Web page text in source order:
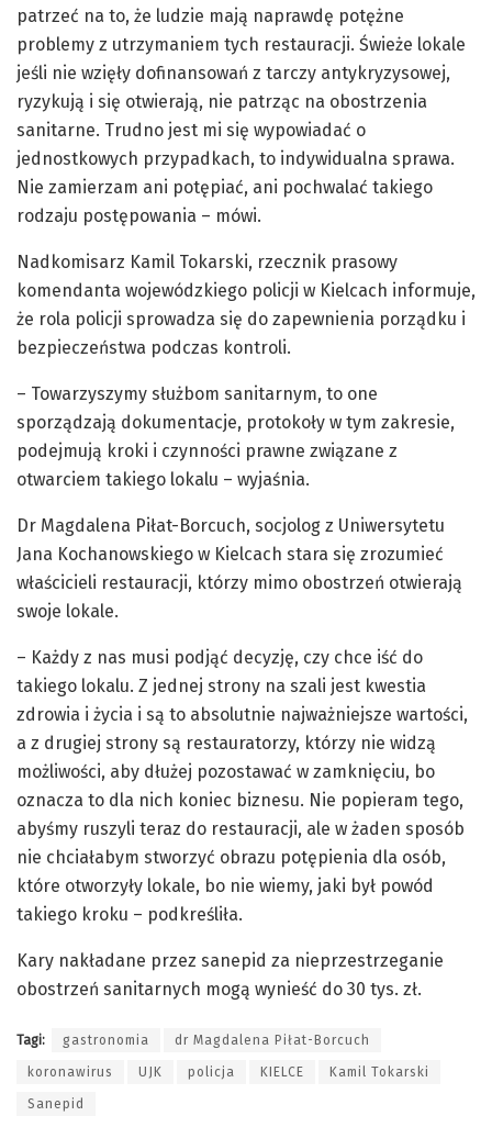
patrzeć na to, że ludzie mają naprawdę potężne
problemy z utrzymaniem tych restauracji. Świeże lokale
jeśli nie wzięły dofinansowań z tarczy antykryzysowej,
ryzykują i się otwierają, nie patrząc na obostrzenia
sanitarne. Trudno jest mi się wypowiadać o
jednostkowych przypadkach, to indywidualna sprawa.
Nie zamierzam ani potępiać, ani pochwalać takiego
rodzaju postępowania – mówi.
Nadkomisarz Kamil Tokarski, rzecznik prasowy
komendanta wojewódzkiego policji w Kielcach informuje,
że rola policji sprowadza się do zapewnienia porządku i
bezpieczeństwa podczas kontroli.
– Towarzyszymy służbom sanitarnym, to one
sporządzają dokumentacje, protokoły w tym zakresie,
podejmują kroki i czynności prawne związane z
otwarciem takiego lokalu – wyjaśnia.
Dr Magdalena Piłat-Borcuch, socjolog z Uniwersytetu
Jana Kochanowskiego w Kielcach stara się zrozumieć
właścicieli restauracji, którzy mimo obostrzeń otwierają
swoje lokale.
– Każdy z nas musi podjąć decyzję, czy chce iść do
takiego lokalu. Z jednej strony na szali jest kwestia
zdrowia i życia i są to absolutnie najważniejsze wartości,
a z drugiej strony są restauratorzy, którzy nie widzą
możliwości, aby dłużej pozostawać w zamknięciu, bo
oznacza to dla nich koniec biznesu. Nie popieram tego,
abyśmy ruszyli teraz do restauracji, ale w żaden sposób
nie chciałabym stworzyć obrazu potępienia dla osób,
które otworzyły lokale, bo nie wiemy, jaki był powód
takiego kroku – podkreśliła.
Kary nakładane przez sanepid za nieprzestrzeganie
obostrzeń sanitarnych mogą wynieść do 30 tys. zł.
Tagi: gastronomia dr Magdalena Piłat-Borcuch
koronawirus UJK policja KIELCE Kamil Tokarski
Sanepid